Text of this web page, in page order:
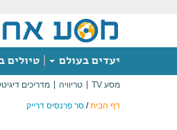
יעדים בעולם טיולים
מסע TV טריוויה מדריכים
דף הבית/ סר פרנסיס דרייק